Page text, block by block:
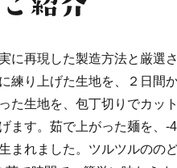
に再現した製造方法と厳選
練り上げた生地を、２日間
た生地を、包丁切りでカッ
ます。茹で上がった麺を、-
まれました。ツルツルのの